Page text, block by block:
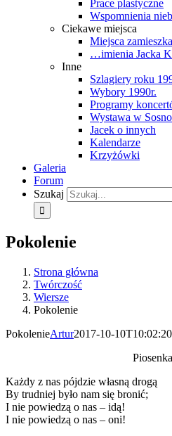
Prace plastyczne
Wspomnienia
Ciekawe miejsca
Miejsca
…imienia Jacka
Inne
Szlagiery roku
Wybory 1990r.
Programy
Wystawa w
Jacek o innych
Kalendarze
Krzyżówki
Galeria
Forum
Szukaj
Pokolenie
Strona główna
Twórczość
Wiersze
Pokolenie
PokolenieArtur2017-10-
Każdy z nas pójdzie własną drogą
By trudniej było nam się bronić;
I nie powiedzą o nas – idą!
I nie powiedzą o nas – oni!